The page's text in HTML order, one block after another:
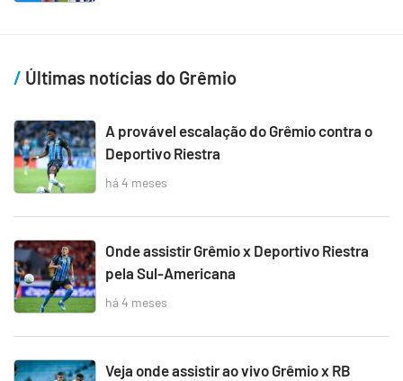
Últimas notícias do Grêmio
A provável escalação do Grêmio contra o
Deportivo Riestra
há 4 meses
Onde assistir Grêmio x Deportivo Riestra
pela Sul-Americana
há 4 meses
Veja onde assistir ao vivo Grêmio x RB